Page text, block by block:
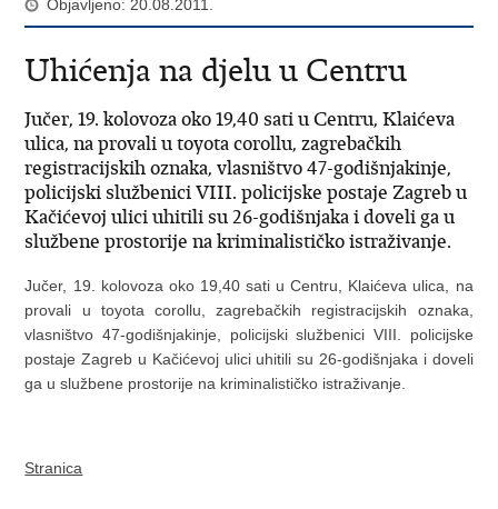
Objavljeno: 20.08.2011.
Uhićenja na djelu u Centru
Jučer, 19. kolovoza oko 19,40 sati u Centru, Klaićeva
ulica, na provali u toyota corollu, zagrebačkih
registracijskih oznaka, vlasništvo 47-godišnjakinje,
policijski službenici VIII. policijske postaje Zagreb u
Kačićevoj ulici uhitili su 26-godišnjaka i doveli ga u
službene prostorije na kriminalističko istraživanje.
Jučer, 19. kolovoza oko 19,40 sati u Centru, Klaićeva ulica, na
provali u toyota corollu, zagrebačkih registracijskih oznaka,
vlasništvo 47-godišnjakinje, policijski službenici VIII. policijske
postaje Zagreb u Kačićevoj ulici uhitili su 26-godišnjaka i doveli
ga u službene prostorije na kriminalističko istraživanje.
Stranica